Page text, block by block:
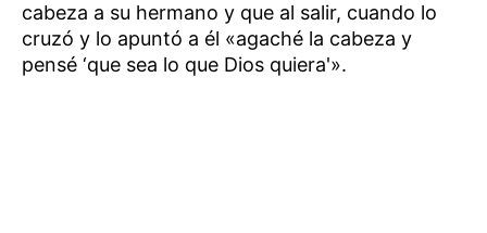
cabeza a su hermano y que al salir, cuando lo
cruzó y lo apuntó a él «agaché la cabeza y
pensé ‘que sea lo que Dios quiera'».